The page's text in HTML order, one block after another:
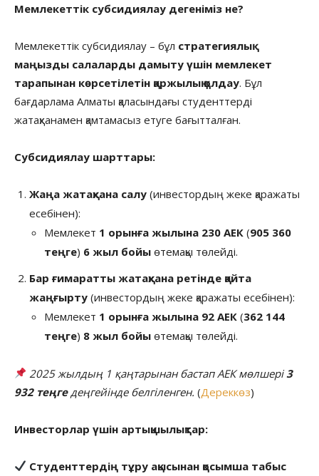
Мемлекеттік субсидиялау дегеніміз не?
Мемлекеттік субсидиялау – бұл стратегиялық
маңызды салаларды дамыту үшін мемлекет
тарапынан көрсетілетін қаржылық қолдау. Бұл
бағдарлама Алматы қаласындағы студенттерді
жатақханамен қамтамасыз етуге бағытталған.
Субсидиялау шарттары:
Жаңа жатақхана салу (инвестордың жеке қаражаты
есебінен):
Мемлекет 1 орынға жылына 230 АЕК (905 360
теңге) 6 жыл бойы өтемақы төлейді.
Бар ғимаратты жатақхана ретінде қайта
жаңғырту (инвестордың жеке қаражаты есебінен):
Мемлекет 1 орынға жылына 92 АЕК (362 144
теңге) 8 жыл бойы өтемақы төлейді.
2025 жылдың 1 қаңтарынан бастап АЕК мөлшері3
932 теңгедеңгейінде белгіленген. (Дереккөз)
Инвесторлар үшін артықшылықтар:
Студенттердің тұру ақысынан қосымша табыс